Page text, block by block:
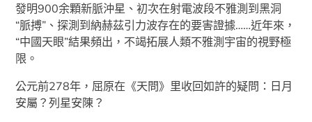
發明900余顆新脈沖星、初次在射電波段不雅測到黑洞
“脈搏”、探測到納赫茲引力波存在的要害證據……近年來，
“中國天眼”結果頻出，不竭拓展人類不雅測宇宙的視野極
限。
公元前278年，屈原在《天問》里收回如許的疑問：日月
安屬？列星安陳？